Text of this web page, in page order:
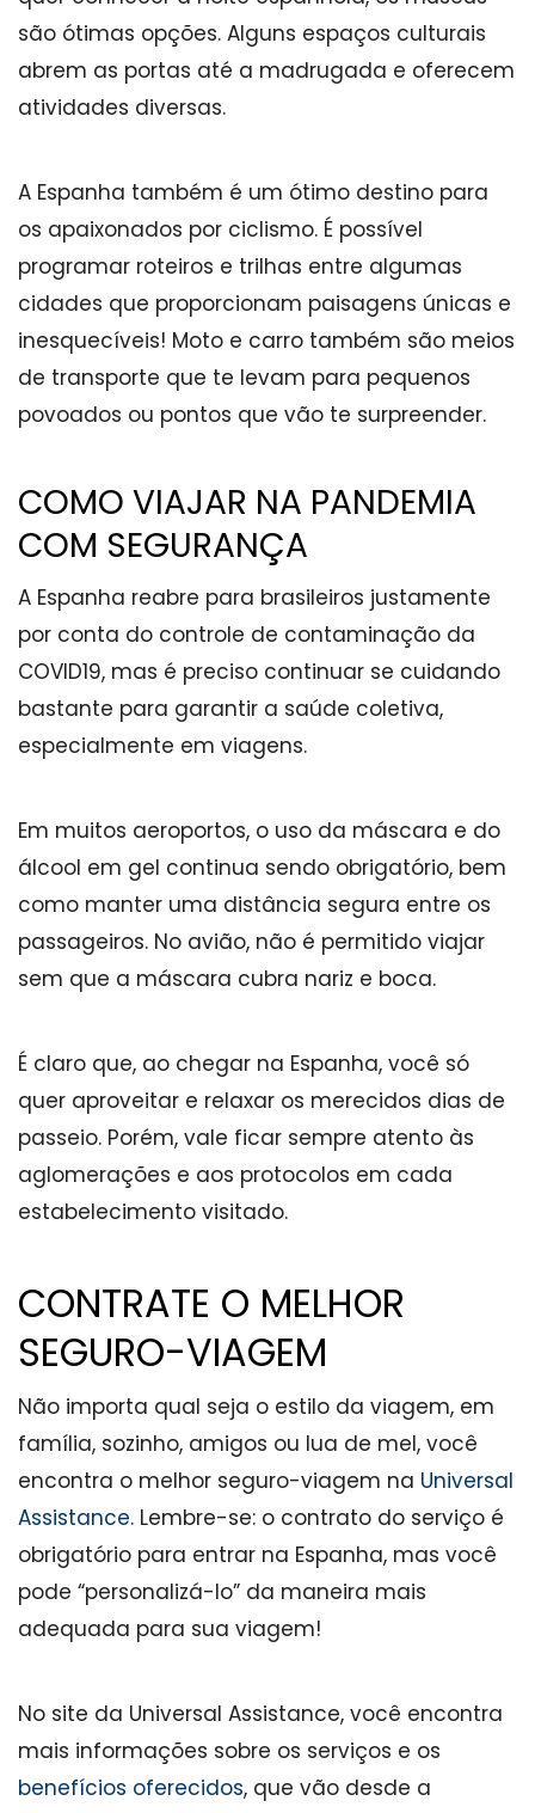
são ótimas opções. Alguns espaços culturais
abrem as portas até a madrugada e oferecem
atividades diversas.
A Espanha também é um ótimo destino para
os apaixonados por ciclismo. É possível
programar roteiros e trilhas entre algumas
cidades que proporcionam paisagens únicas e
inesquecíveis! Moto e carro também são meios
de transporte que te levam para pequenos
povoados ou pontos que vão te surpreender.
COMO VIAJAR NA PANDEMIA
COM SEGURANÇA
A Espanha reabre para brasileiros justamente
por conta do controle de contaminação da
COVID19, mas é preciso continuar se cuidando
bastante para garantir a saúde coletiva,
especialmente em viagens.
Em muitos aeroportos, o uso da máscara e do
álcool em gel continua sendo obrigatório, bem
como manter uma distância segura entre os
passageiros. No avião, não é permitido viajar
sem que a máscara cubra nariz e boca.
É claro que, ao chegar na Espanha, você só
quer aproveitar e relaxar os merecidos dias de
passeio. Porém, vale ficar sempre atento às
aglomerações e aos protocolos em cada
estabelecimento visitado.
CONTRATE O MELHOR
SEGURO-VIAGEM
Não importa qual seja o estilo da viagem, em
família, sozinho, amigos ou lua de mel, você
encontra o melhor seguro-viagem na Universal
Assistance. Lembre-se: o contrato do serviço é
obrigatório para entrar na Espanha, mas você
pode “personalizá-lo” da maneira mais
adequada para sua viagem!
No site da Universal Assistance, você encontra
mais informações sobre os serviços e os
benefícios oferecidos, que vão desde a